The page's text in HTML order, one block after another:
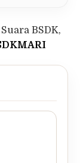
Suara BSDK,